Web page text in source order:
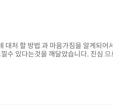
처 할 방법 과 마음가짐을 알게되어
수 있다는것을 깨달았습니다. 진심